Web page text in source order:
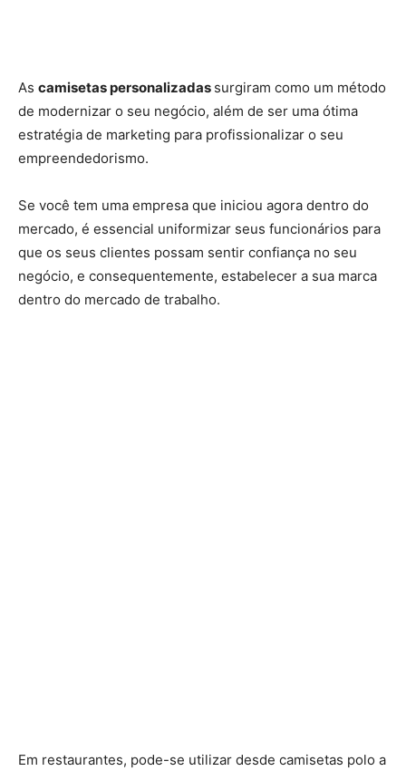
As camisetas personalizadas surgiram como um método
de modernizar o seu negócio, além de ser uma ótima
estratégia de marketing para profissionalizar o seu
empreendedorismo.
Se você tem uma empresa que iniciou agora dentro do
mercado, é essencial uniformizar seus funcionários para
que os seus clientes possam sentir confiança no seu
negócio, e consequentemente, estabelecer a sua marca
dentro do mercado de trabalho.
Em restaurantes, pode-se utilizar desde camisetas polo a